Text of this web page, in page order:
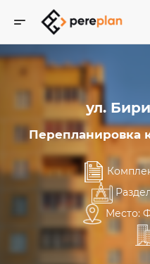
ул.
Перепланировка
Место: